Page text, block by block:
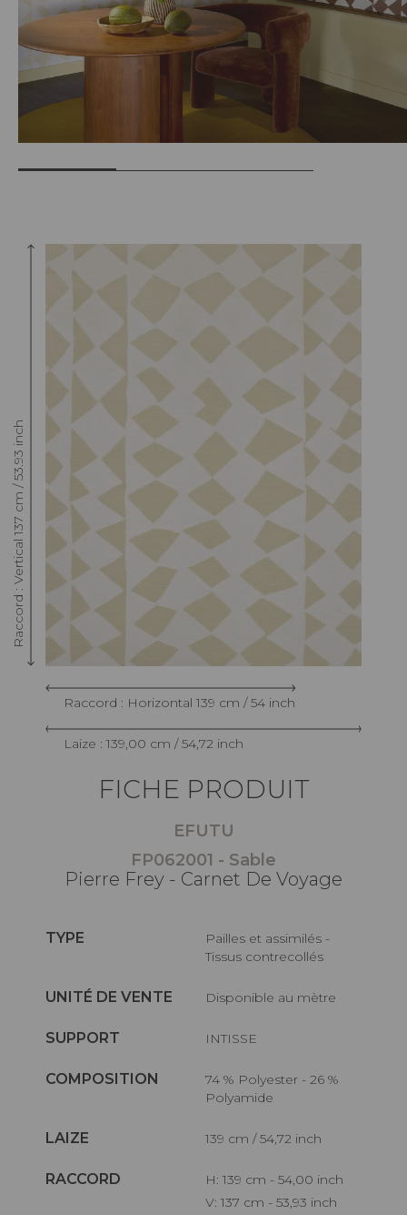
Raccord : Vertical 137 cm / 53.93 inch
Raccord : Horizontal 139 cm / 54 inch
Laize : 139,00 cm / 54,72 inch
FICHE PRODUIT
EFUTU
FP062001 - Sable
Pierre Frey - Carnet De Voyage
TYPE
Pailles et assimilés -
Tissus contrecollés
UNITÉ DE VENTE Disponible au mètre
SUPPORT INTISSE
COMPOSITION
74 % Polyester - 26 %
Polyamide
LAIZE 139 cm / 54,72 inch
RACCORD
H: 139 cm - 54,00 inch
V: 137 cm - 53,93 inch